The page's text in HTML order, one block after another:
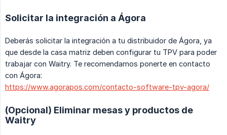
Solicitar la integración a Ágora
Deberás solicitar la integración a tu distribuidor de Ágora, ya
que desde la casa matriz deben configurar tu TPV para poder
trabajar con Waitry. Te recomendamos ponerte en contacto
con Ágora:
https://www.agorapos.com/contacto-software-tpv-agora/
(Opcional) Eliminar mesas y productos de
Waitry